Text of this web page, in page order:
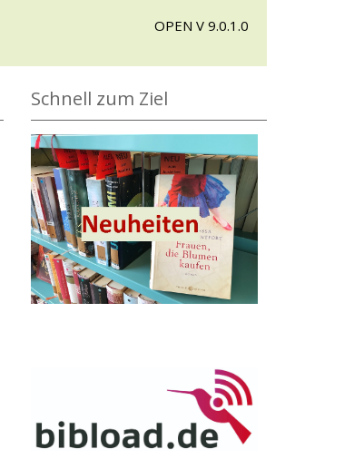
OPEN V 9.0.1.0
Schnell zum Ziel